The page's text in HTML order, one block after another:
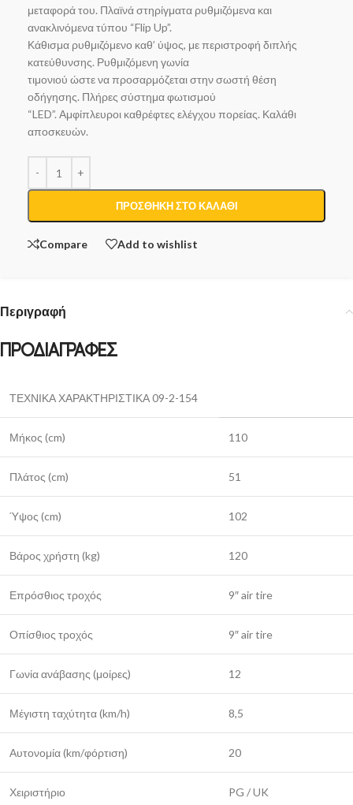
μεταφορά του. Πλαϊνά στηρίγματα ρυθμιζόμενα και
ανακλινόμενα τύπου “Flip Up”.
Κάθισμα ρυθμιζόμενο καθ’ ύψος, με περιστροφή διπλής
κατεύθυνσης. Ρυθμιζόμενη γωνία
τιμονιού ώστε να προσαρμόζεται στην σωστή θέση
οδήγησης. Πλήρες σύστημα φωτισμού
“LED”. Αμφίπλευροι καθρέφτες ελέγχου πορείας. Καλάθι
αποσκευών.
ΠΡΟΣΘΉΚΗ ΣΤΟ ΚΑΛΆΘΙ
Compare Add to wishlist
Περιγραφή
ΠΡΟΔΙΑΓΡΑΦΕΣ
ΤΕΧΝΙΚΑ ΧΑΡΑΚΤΗΡΙΣΤΙΚΑ 09-2-154
Μήκος (cm) 110
Πλάτος (cm) 51
Ύψος (cm) 102
Βάρος χρήστη (kg) 120
Επρόσθιος τροχός 9″ air tire
Οπίσθιος τροχός 9″ air tire
Γωνία ανάβασης (μοίρες) 12
Μέγιστη ταχύτητα (km/h) 8,5
Αυτονομία (km/φόρτιση) 20
Χειριστήριο PG / UK